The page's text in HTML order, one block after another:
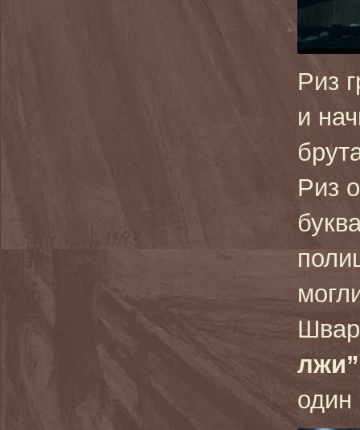
Риз
и
Риз
лжи”
один